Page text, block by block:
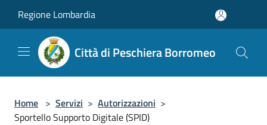
Regione Lombardia
Città di Peschiera Borromeo
Home > Servizi > Autorizzazioni >
Sportello Supporto Digitale (SPID)